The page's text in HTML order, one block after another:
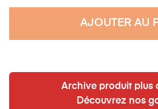
AJOUTER AU
Archive produit plus
Découvrez nos